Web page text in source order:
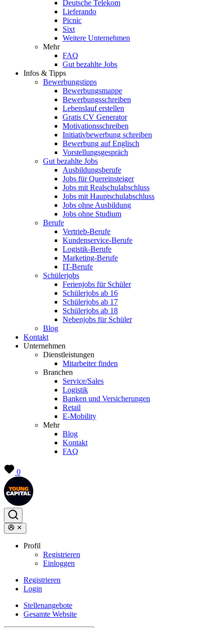
Deutsche Telekom
Lieferando
Picnic
Sixt
Weitere Unternehmen
Mehr
FAQ
Gut bezahlte Jobs
Infos & Tipps
Bewerbungstipps
Bewerbungsmappe
Bewerbungsschreiben
Lebenslauf erstellen
Gratis CV Generator
Motivationsschreiben
Initiativbewerbung schreiben
Bewerbung auf Englisch
Vorstellungsgespräch
Gut bezahlte Jobs
Ausbildungsberufe
Jobs für Quereinsteiger
Jobs mit Realschulabschluss
Jobs mit Hauptschulabschluss
Jobs ohne Ausbildung
Jobs ohne Studium
Berufe
Vertrieb-Berufe
Kundenservice-Berufe
Logistik-Berufe
Marketing-Berufe
IT-Berufe
Schülerjobs
Ferienjobs für Schüler
Schülerjobs ab 16
Schülerjobs ab 17
Schülerjobs ab 18
Nebenjobs für Schüler
Blog
Kontakt
Unternehmen
Dienstleistungen
Mitarbeiter finden
Branchen
Service/Sales
Logistik
Banken und Versicherungen
Retail
E-Mobility
Mehr
Blog
Kontakt
FAQ
0
Profil
Registrieren
Einloggen
Registrieren
Login
Stellenangebote
Gesamte Website